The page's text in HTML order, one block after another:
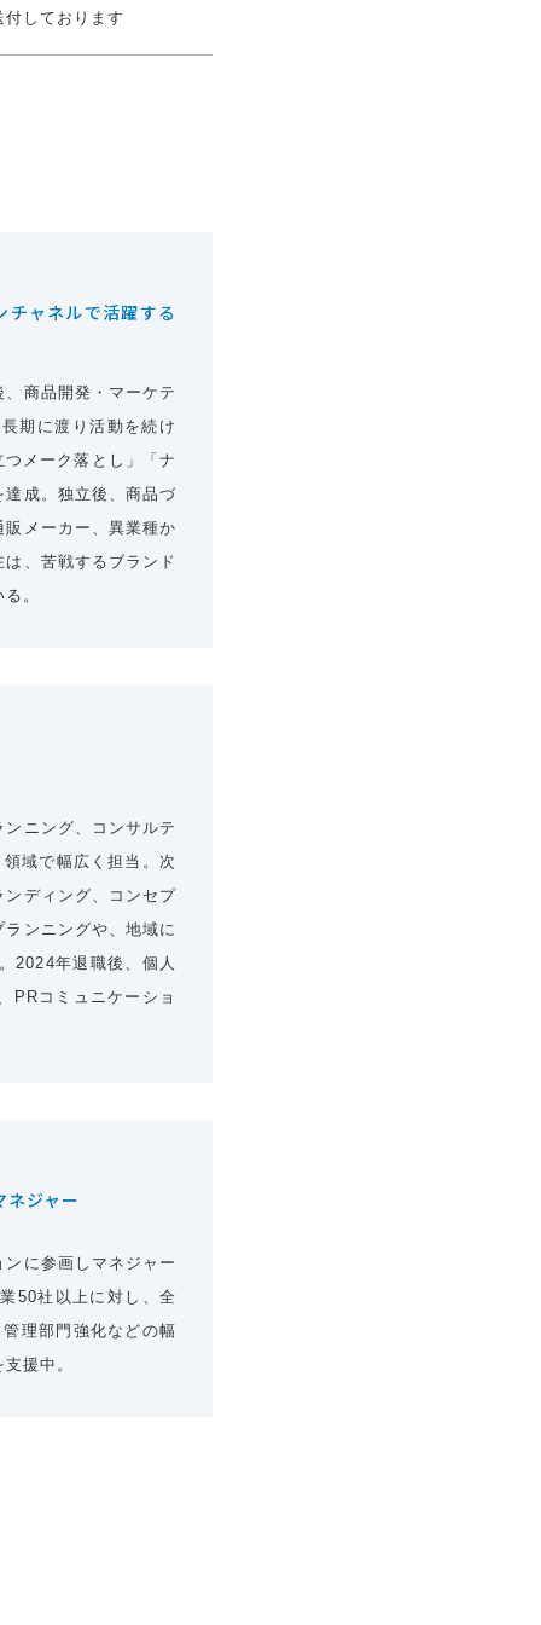
しております
チャネルで活躍する
商品開発・マーケテ
期に渡り活動を続け
メーク落とし」「ナ
成。独立後、商品づ
販メーカー、異業種か
、苦戦するブランド
。
ニング、コンサルテ
域で幅広く担当。次
ディング、コンセプ
ンニングや、地域に
2024年退職後、個人
PRコミュニケーショ
ジャー
に参画しマネジャー
50社以上に対し、全
理部門強化などの幅
援中。